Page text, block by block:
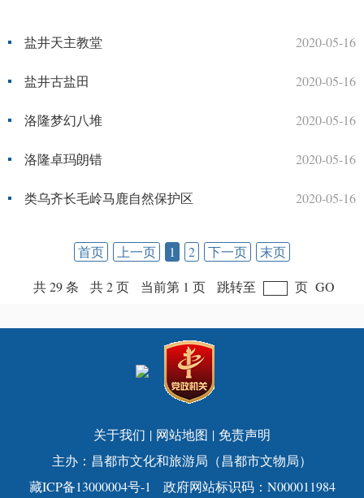
2020-05-16
盐井天主教堂
2020-05-16
盐井古盐田
2020-05-16
洛隆梦幻八堆
2020-05-16
洛隆卓玛朗错
2020-05-16
类乌齐长毛岭马鹿自然保护区
首页 上一页 1 2 下一页 末页
共 29 条 共 2 页 当前第 1 页 跳转至 页 GO
关于我们 | 网站地图 | 免责声明
主办：昌都市文化和旅游局（昌都市文物局）
藏ICP备13000004号-1
政府网站标识码：N000011984